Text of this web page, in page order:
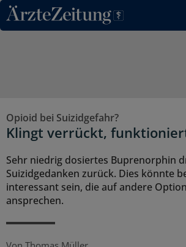
Direkt zum Inhaltsbereich
Opioid bei Suizidgefahr?
Klingt verrückt,
Sehr niedrig dosiertes Buprenorphin
Suizidgedanken zurück. Dies könnte
interessant sein, die auf andere
ansprechen.